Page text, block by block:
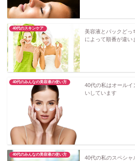
40代のスキンケア
美容液とパックどっ
によって順番が違い
40代のみんなの美容液の使い方
40代の私はオールイ
いしています
40代のみんなの美容液の使い方
40代の私のスペシャ